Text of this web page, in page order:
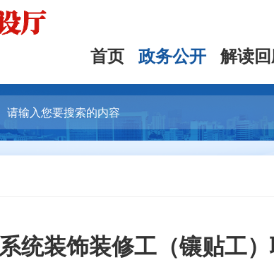
首页 政务公开 解读
统装饰装修工（镶贴工